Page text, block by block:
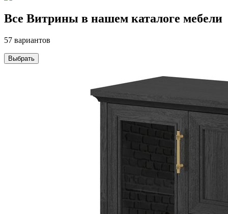
Все Витрины в нашем каталоге мебели
57 вариантов
Выбрать